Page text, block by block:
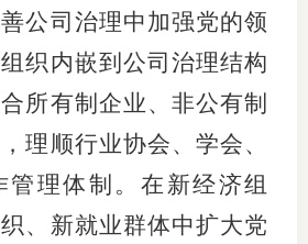
公司治理中加强党的领
织内嵌到公司治理结构
所有制企业、非公有制
理顺行业协会、学会、
管理体制。在新经济组
、新就业群体中扩大党